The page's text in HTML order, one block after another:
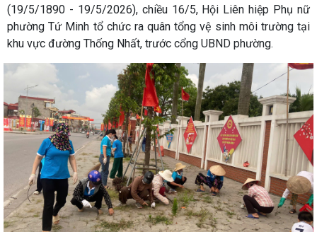
(19/5/1890 - 19/5/2026), chiều 16/5, Hội Liên hiệp Phụ nữ
phường Tứ Minh tổ chức ra quân tổng vệ sinh môi trường tại
khu vực đường Thống Nhất, trước cổng UBND phường.